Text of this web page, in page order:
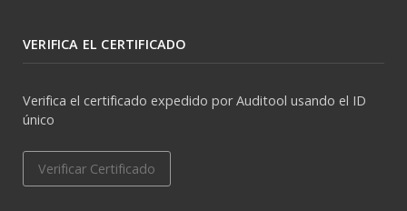
VERIFICA EL CERTIFICADO
Verifica el certificado expedido por Auditool usando el ID
único
Verificar Certificado